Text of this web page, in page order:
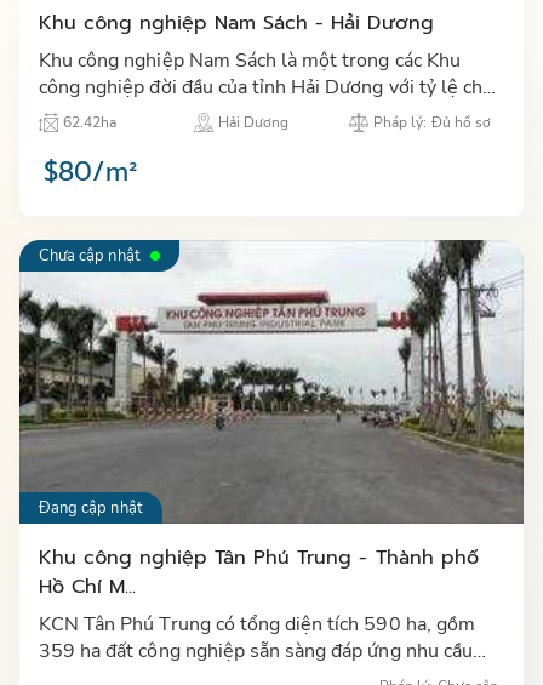
Khu công nghiệp Nam Sách - Hải Dương
Khu công nghiệp Nam Sách là một trong các Khu
công nghiệp đời đầu của tỉnh Hải Dương với tỷ lệ cho
thuê lấp đầy hiện nay đạt 100%. …
62.42ha Hải Dương Pháp lý: Đủ hồ sơ
$80/m²
Chưa cập nhật
Đang cập nhật
Khu công nghiệp Tân Phú Trung - Thành phố
Hồ Chí M...
KCN Tân Phú Trung có tổng diện tích 590 ha, gồm
359 ha đất công nghiệp sẵn sàng đáp ứng nhu cầu
cho các nhà đầu tư đến thuê đất xây dựng nhà máy và